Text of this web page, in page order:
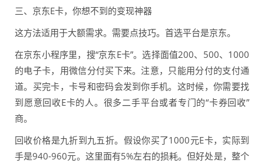
三、京东E卡，你想不到的变现神器
这方法适用于大额需求。需要点技巧。首选平台是京东。
在京东小程序里，搜“京东E卡”。选择面值200、500、1000
的电子卡，用微信分付买下来。注意，只能用分付的支付通
道。买完卡，卡号和密码会发到你手机。这时候，你需要找
到愿意回收E卡的人。很多二手平台或者专门的“卡券回收”
商。
回收价格是九折到九五折。假设你买了1000元E卡，实际到
手是940-960元。这里面有5%左右的损耗。但好处是，整个